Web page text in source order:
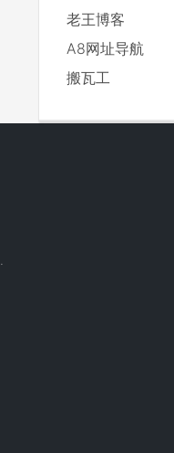
老王博客
A8网址导航
搬瓦工